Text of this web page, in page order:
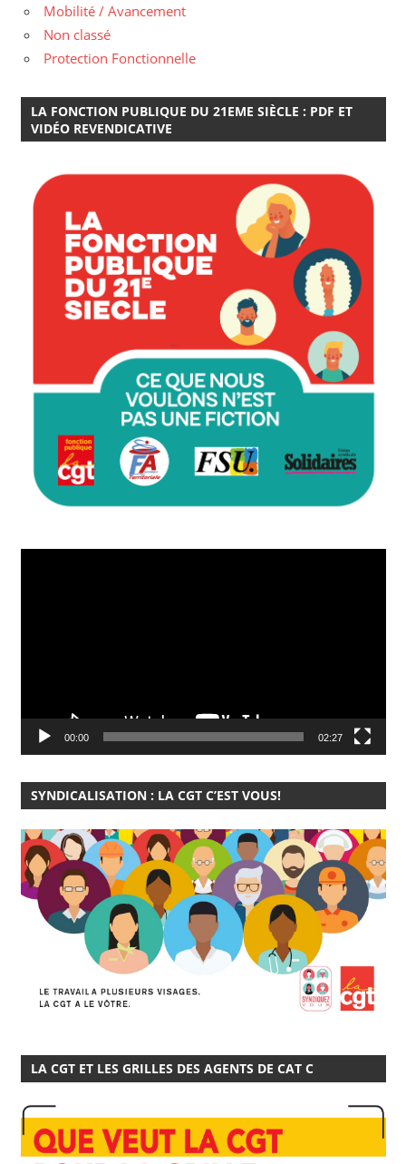
Mobilité / Avancement
Non classé
Protection Fonctionnelle
LA FONCTION PUBLIQUE DU 21EME SIÈCLE : PDF ET
VIDÉO REVENDICATIVE
00:00 02:27
SYNDICALISATION : LA CGT C’EST VOUS!
LA CGT ET LES GRILLES DES AGENTS DE CAT C